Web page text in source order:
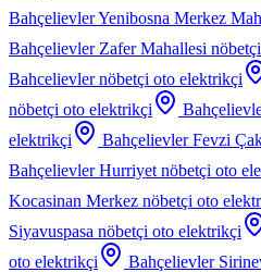
Bahçelievler Yenibosna Merkez
Bahçelievler Zafer Mahallesi
Bahcelievler nöbetçi oto elektrikçi
nöbetçi oto elektrikçi
elektrikçi
Bahçelievler Fevzi
Bahçelievler Hurriyet nöbetçi oto
Kocasinan Merkez nöbetçi oto
Siyavuspasa nöbetçi oto elektrikçi
oto elektrikçi
Bahçelievler